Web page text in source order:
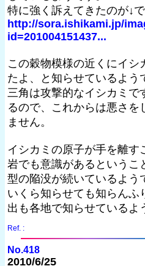
特に強く訴えてきたのが↓で
http://sora.ishikami.jp/
id=201004151437...
この穀物模様の近くにイ
たよ、と知らせているよう
三角は攻撃的なイシカミで
るので、これからは悪さ
ません。
イシカミの原子が手を離す
岩でも意識があるというこ
型の陥没が続いているよう
いくら知らせても知らんふ
出も各地で知らせているよ
Ref. :
No.418
2010/6/25